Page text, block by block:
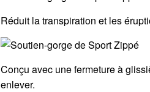
Réduit la transpiration et les
Conçu avec une fermeture à
enlever.